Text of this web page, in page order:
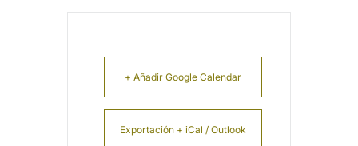
+ Añadir Google Calendar
Exportación + iCal / Outlook